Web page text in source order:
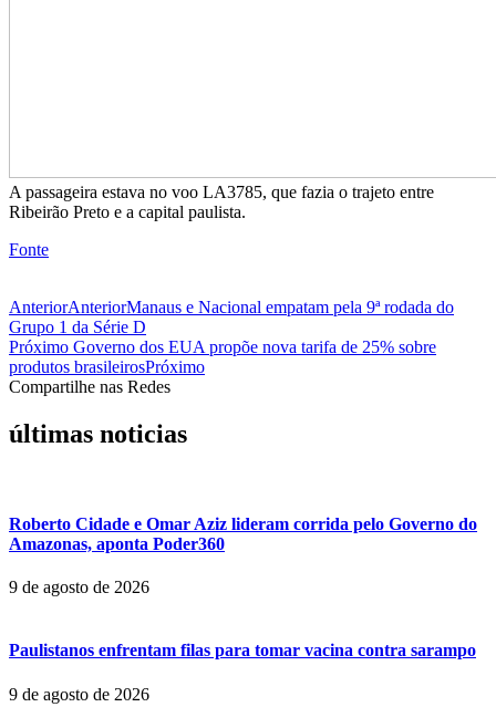
A passageira estava no voo LA3785, que fazia o trajeto entre
Ribeirão Preto e a capital paulista.
Fonte
AnteriorAnteriorManaus e Nacional empatam pela 9ª rodada do
Grupo 1 da Série D
Próximo Governo dos EUA propõe nova tarifa de 25% sobre
produtos brasileirosPróximo
Compartilhe nas Redes
últimas noticias
Roberto Cidade e Omar Aziz lideram corrida pelo Governo do
Amazonas, aponta Poder360
9 de agosto de 2026
Paulistanos enfrentam filas para tomar vacina contra sarampo
9 de agosto de 2026